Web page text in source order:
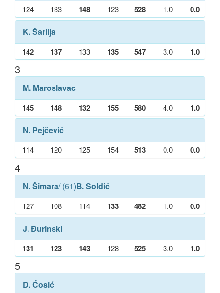
124 133 148 123 528 1.0 0.0
K. Šarlija
142 137 133 135 547 3.0 1.0
3
M. Maroslavac
145 148 132 155 580 4.0 1.0
N. Pejčević
114 120 125 154 513 0.0 0.0
4
N. Šimara/ (61)B. Soldić
127 108 114 133 482 1.0 0.0
J. Đurinski
131 123 143 128 525 3.0 1.0
5
D. Ćosić